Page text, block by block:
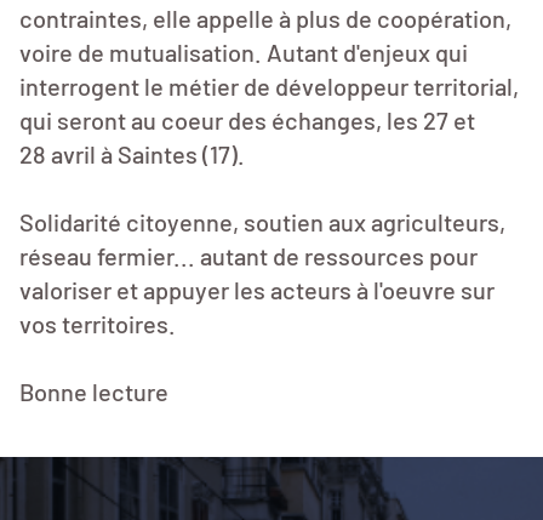
contraintes, elle appelle à plus de coopération,
voire de mutualisation. Autant d'enjeux qui
interrogent le métier de développeur territorial,
qui seront au coeur des échanges, les 27 et
28 avril à Saintes (17).
Solidarité citoyenne, soutien aux agriculteurs,
réseau fermier... autant de ressources pour
valoriser et appuyer les acteurs à l'oeuvre sur
vos territoires.
Bonne lecture